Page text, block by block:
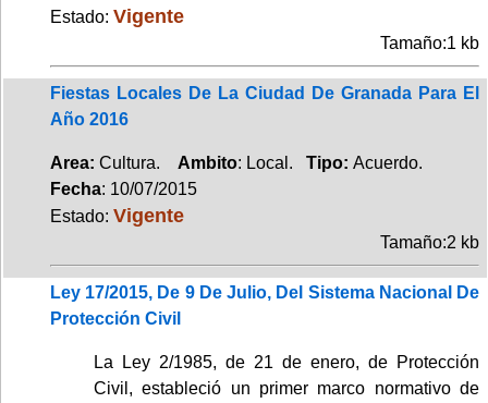
Estado: Vigente
Tamaño:1 kb
Fiestas Locales De La Ciudad De Granada Para El
Año 2016
Area: Cultura. Ambito: Local. Tipo: Acuerdo.
Fecha: 10/07/2015
Estado: Vigente
Tamaño:2 kb
Ley 17/2015, De 9 De Julio, Del Sistema Nacional De
Protección Civil
La Ley 2/1985, de 21 de enero, de Protección
Civil, estableció un primer marco normativo de